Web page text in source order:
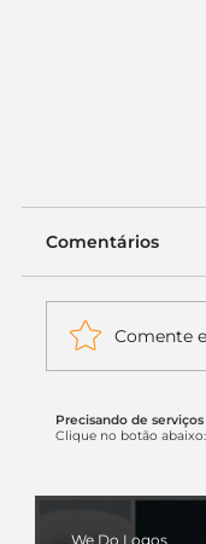
Precisando de
Clique no botão abaixo:
We Do Logos
Itaú muda
começou.
Comentários
Comente